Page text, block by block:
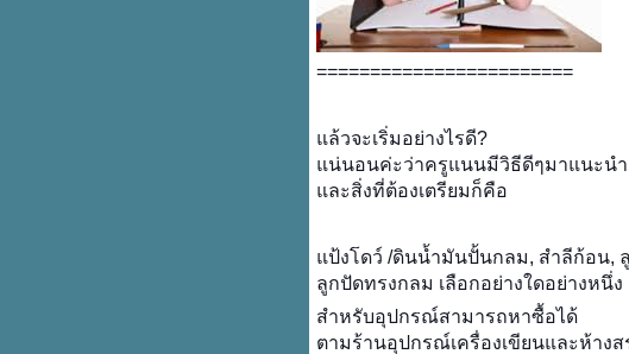
========================
ล้วจะเริ่มอย่างไรดี?
น่นอนค่ะว่าครูแนนมีวิธีดีๆมาแนะนำ
ละสิ่งที่ต้องเตรียมก็คือ
ป้งโดว์ /ดินน้ำมันปั้นกลม, สำลีก้อน,
ลูกปัดทรงกลม เลือกอย่างใดอย่างหนึ่ง
สำหรับอุปกรณ์สามารถหาซื้อได้
ตามร้านอุปกรณ์เครื่องเขียนและห้าง